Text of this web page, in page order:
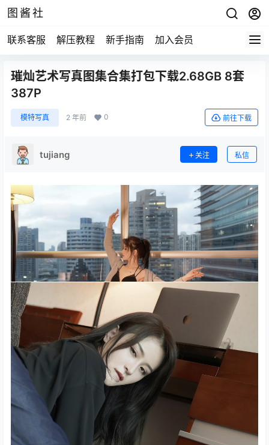
图酱社
联系客服 解压教程 新手指南 加入会员
璀灿艺术写真图集合集打包下载2.68GB 8套
387P
模特写真 2 年前 0 前往下载
tujiang 关注 私信